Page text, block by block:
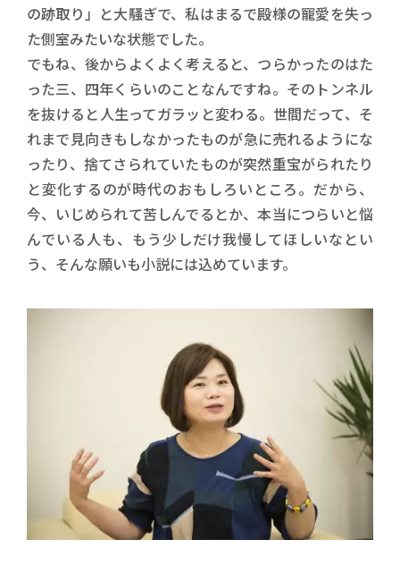
の跡取り」と大騒ぎで、私はまるで殿様の寵愛を失っ
た側室みたいな状態でした。
でもね、後からよくよく考えると、つらかったのはた
った三、四年くらいのことなんですね。そのトンネル
を抜けると人生ってガラッと変わる。世間だって、そ
れまで見向きもしなかったものが急に売れるようにな
ったり、捨てさられていたものが突然重宝がられたり
と変化するのが時代のおもしろいところ。だから、
今、いじめられて苦しんでるとか、本当につらいと悩
んでいる人も、もう少しだけ我慢してほしいなとい
う、そんな願いも小説には込めています。